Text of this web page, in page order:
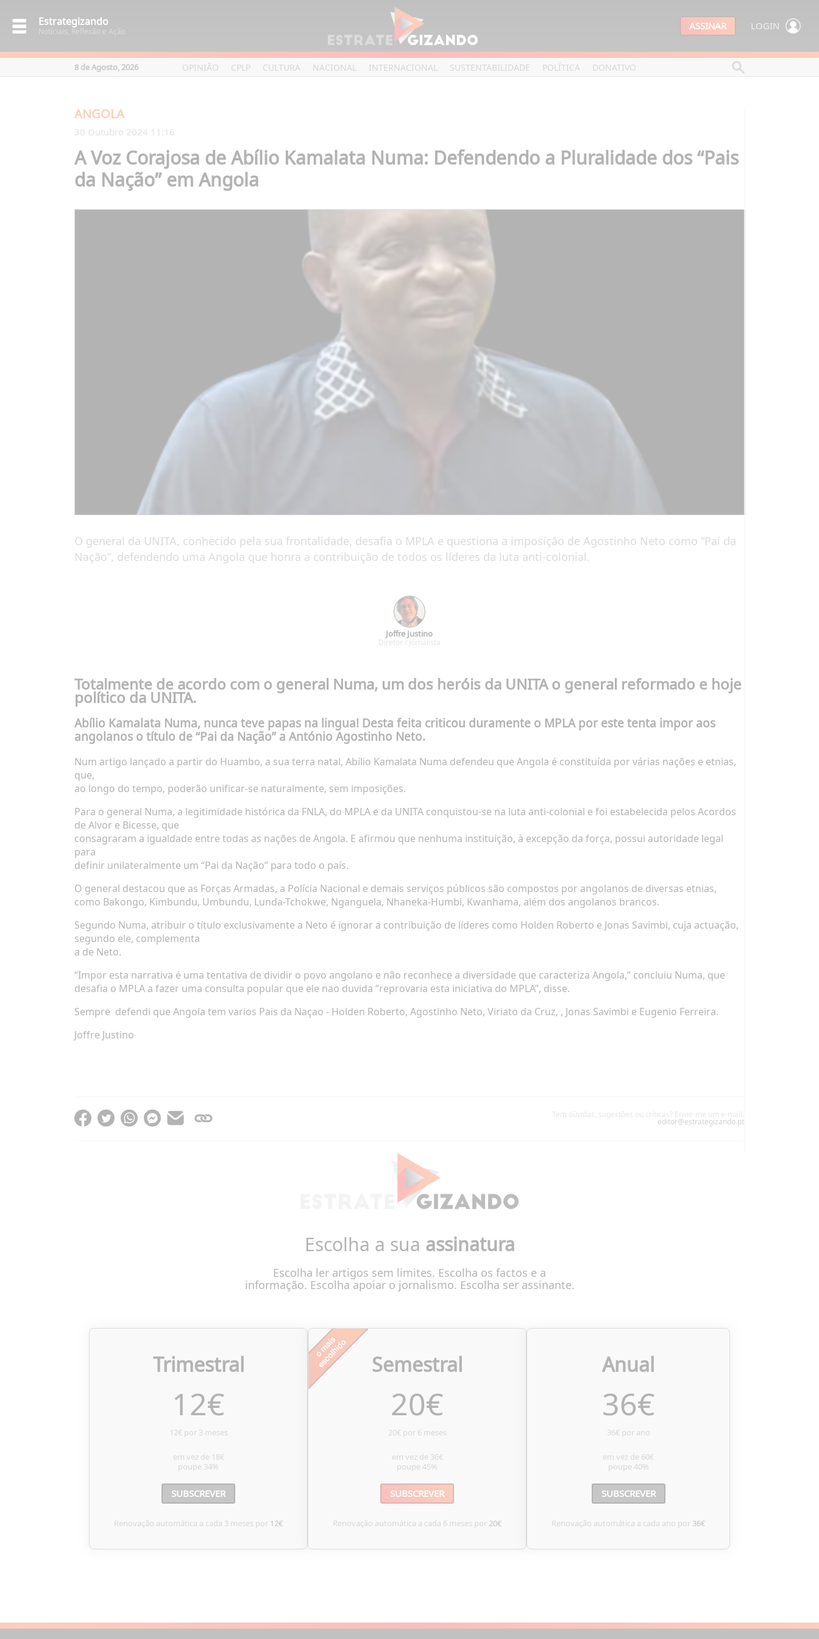
Estrategizando
Notíciais, Reflexão e Ação ASSINAR LOGIN
8 de Agosto, 2026 OPINIÃO CPLP CULTURA NACIONAL INTERNACIONAL SUSTENTABILIDADE POLÍTICA DONATIVO
ANGOLA
30 Outubro 2024 11:16
A Voz Corajosa de Abílio Kamalata Numa: Defendendo a Pluralidade dos “Pais
da Nação” em Angola
O general da UNITA, conhecido pela sua frontalidade, desafia o MPLA e questiona a imposição de Agostinho Neto como “Pai da
Nação”, defendendo uma Angola que honra a contribuição de todos os líderes da luta anti-colonial.
Joffre Justino
Diretor / Jornalista
Totalmente de acordo com o general Numa, um dos heróis da UNITA o general reformado e hoje
político da UNITA.
Abílio Kamalata Numa, nunca teve papas na lingua! Desta feita criticou duramente o MPLA por este tenta impor aos
angolanos o título de “Pai da Nação” a António Agostinho Neto.
Num artigo lançado a partir do Huambo, a sua terra natal, Abílio Kamalata Numa defendeu que Angola é constituída por várias nações e etnias,
que,
ao longo do tempo, poderão unificar-se naturalmente, sem imposições.
Para o general Numa, a legitimidade histórica da FNLA, do MPLA e da UNITA conquistou-se na luta anti-colonial e foi estabelecida pelos Acordos
de Alvor e Bicesse, que
consagraram a igualdade entre todas as nações de Angola. E afirmou que nenhuma instituição, à excepção da força, possui autoridade legal
para
definir unilateralmente um “Pai da Nação” para todo o país.
O general destacou que as Forças Armadas, a Polícia Nacional e demais serviços públicos são compostos por angolanos de diversas etnias,
como Bakongo, Kimbundu, Umbundu, Lunda-Tchokwe, Nganguela, Nhaneka-Humbi, Kwanhama, além dos angolanos brancos.
Segundo Numa, atribuir o título exclusivamente a Neto é ignorar a contribuição de líderes como Holden Roberto e Jonas Savimbi, cuja actuação,
segundo ele, complementa
a de Neto.
“Impor esta narrativa é uma tentativa de dividir o povo angolano e não reconhece a diversidade que caracteriza Angola,” concluiu Numa, que
desafia o MPLA a fazer uma consulta popular que ele nao duvida “reprovaria esta iniciativa do MPLA”, disse.
Sempre defendi que Angola tem varios Pais da Naçao - Holden Roberto, Agostinho Neto, Viriato da Cruz, , Jonas Savimbi e Eugenio Ferreira.
Joffre Justino
Tem dúvidas, sugestões ou críticas? Envie-me um e-mail:
editor@estrategizando.pt
Escolha a sua assinatura
Escolha ler artigos sem limites. Escolha os factos e a
informação. Escolha apoiar o jornalismo. Escolha ser assinante.
Trimestral
12€
12€ por 3 meses
em vez de 18€
poupe 34%
SUBSCREVER
Renovação automática a cada 3 meses por 12€
Semestral
20€
20€ por 6 meses
em vez de 36€
poupe45%
SUBSCREVER
Renovação automática a cada 6 meses por20€
Anual
36€
36€ por ano
em vez de 60€
poupe40%
SUBSCREVER
Renovação automática a cada ano por36€